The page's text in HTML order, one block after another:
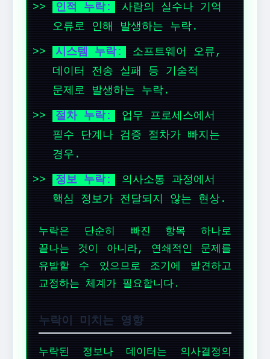
인적 누락:
사람의 실수나 기억
오류로 인해 발생하는 누락.
시스템 누락:
소프트웨어 오류,
데이터 전송 실패 등 기술적
문제로 발생하는 누락.
절차 누락:
업무 프로세스에서
필수 단계나 검증 절차가 빠지는
경우.
정보 누락:
의사소통 과정에서
핵심 정보가 전달되지 않는 현상.
누락은 단순히 빠진 항목 하나로
끝나는 것이 아니라, 연쇄적인 문제를
유발할 수 있으므로 조기에 발견하고
교정하는 체계가 필요합니다.
누락이 미치는 영향
누락된 정보나 데이터는 의사결정의